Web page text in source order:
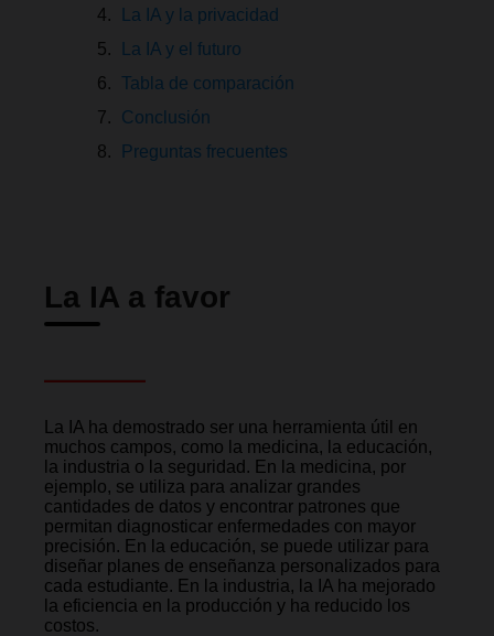
La IA y la privacidad
La IA y el futuro
Tabla de comparación
Conclusión
Preguntas frecuentes
La IA a favor
La IA ha demostrado ser una herramienta útil en
muchos campos, como la medicina, la educación,
la industria o la seguridad. En la medicina, por
ejemplo, se utiliza para analizar grandes
cantidades de datos y encontrar patrones que
permitan diagnosticar enfermedades con mayor
precisión. En la educación, se puede utilizar para
diseñar planes de enseñanza personalizados para
cada estudiante. En la industria, la IA ha mejorado
la eficiencia en la producción y ha reducido los
costos.